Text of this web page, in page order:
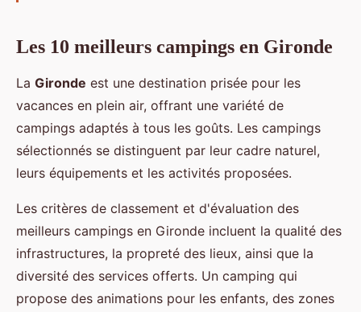
Les 10 meilleurs campings en Gironde
La Gironde est une destination prisée pour les
vacances en plein air, offrant une variété de
campings adaptés à tous les goûts. Les campings
sélectionnés se distinguent par leur cadre naturel,
leurs équipements et les activités proposées.
Les critères de classement et d'évaluation des
meilleurs campings en Gironde incluent la qualité des
infrastructures, la propreté des lieux, ainsi que la
diversité des services offerts. Un camping qui
propose des animations pour les enfants, des zones